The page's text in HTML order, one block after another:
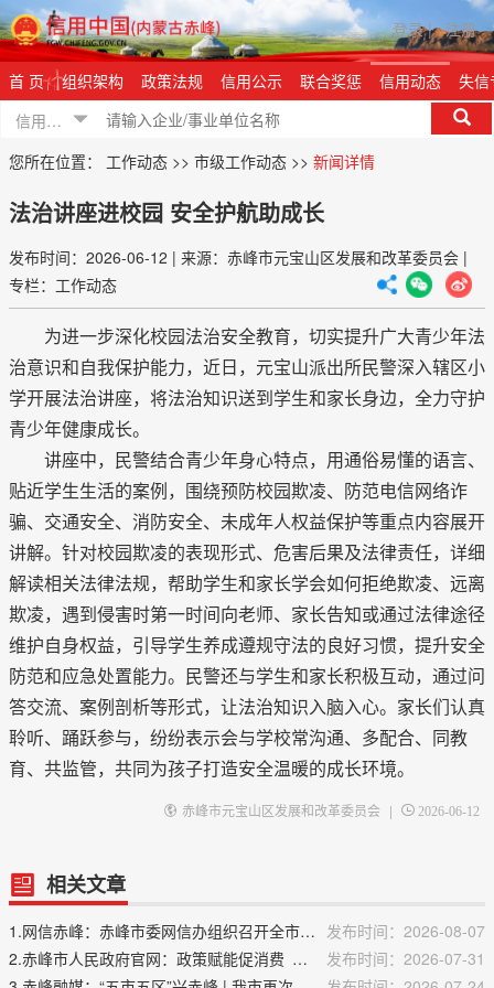
登录| 注册
首 页 组织架构 政策法规 信用公示 联合奖惩 信用动态
失信
信用信息
您所在位置： 工作动态 >> 市级工作动态 >> 新闻详情
法治讲座进校园 安全护航助成长
发布时间：2026-06-12 | 来源：赤峰市元宝山区发展和改革委员会 |
专栏：工作动态
为进一步深化校园法治安全教育，切实提升广大青少年法
治意识和自我保护能力，近日，元宝山派出所民警深入辖区小
学开展法治讲座，将法治知识送到学生和家长身边，全力守护
青少年健康成长。
讲座中，民警结合青少年身心特点，用通俗易懂的语言、
贴近学生生活的案例，围绕预防校园欺凌、防范电信网络诈
骗、交通安全、消防安全、未成年人权益保护等重点内容展开
讲解。针对校园欺凌的表现形式、危害后果及法律责任，详细
解读相关法律法规，帮助学生和家长学会如何拒绝欺凌、远离
欺凌，遇到侵害时第一时间向老师、家长告知或通过法律途径
维护自身权益，引导学生养成遵规守法的良好习惯，提升安全
防范和应急处置能力。民警还与学生和家长积极互动，通过问
答交流、案例剖析等形式，让法治知识入脑入心。家长们认真
聆听、踊跃参与，纷纷表示会与学校常沟通、多配合、同教
育、共监管，共同为孩子打造安全温暖的成长环境。
赤峰市元宝山区发展和改革委员会 | 2026-06-12
相关文章
1.网信赤峰：赤峰市委网信办组织召开全市网络联合执法协作机制联络员会议 发布时间：2026-08-07
2.赤峰市人民政府官网：政策赋能促消费 换新活力再释放——上半年赤峰市以旧换新带动消费超20亿元
发布时间：2026-07-31